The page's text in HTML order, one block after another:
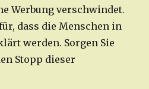
Werbung verschwindet.
dass die Menschen in
werden. Sorgen Sie
Stopp dieser